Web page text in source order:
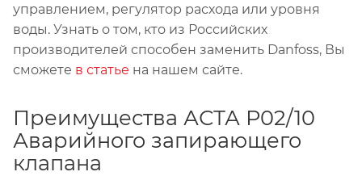
управлением, регулятор расхода или уровня
воды. Узнать о том, кто из Российских
производителей способен заменить Danfoss, Вы
сможете в статье на нашем сайте.
Преимущества АСТА Р02/10
Аварийного запирающего
клапана